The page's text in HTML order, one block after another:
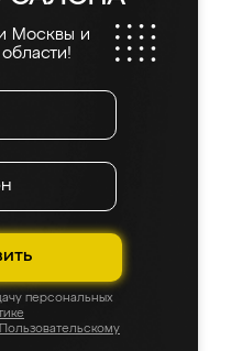
Москвы и
персональных
Пользовательскому